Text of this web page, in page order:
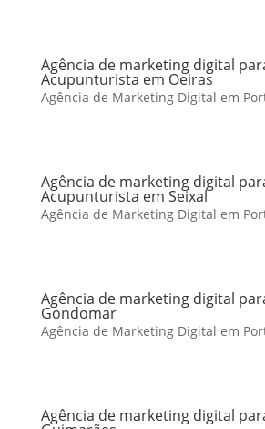
Agência de marketing digital
Acupunturista em Oeiras
Agência de Marketing Digital em
Agência de marketing digital
Acupunturista em Seixal
Agência de Marketing Digital em
Agência de marketing digital
Gondomar
Agência de Marketing Digital em
Agência de marketing digital